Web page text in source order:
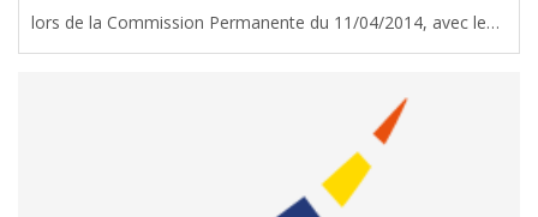
lors de la Commission Permanente du 11/04/2014, avec le
soutien de Dominique Vincent, Conseiller Général du canton